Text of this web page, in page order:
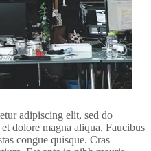
adipiscing elit, sed do
dolore magna aliqua. Faucibus
congue quisque. Cras